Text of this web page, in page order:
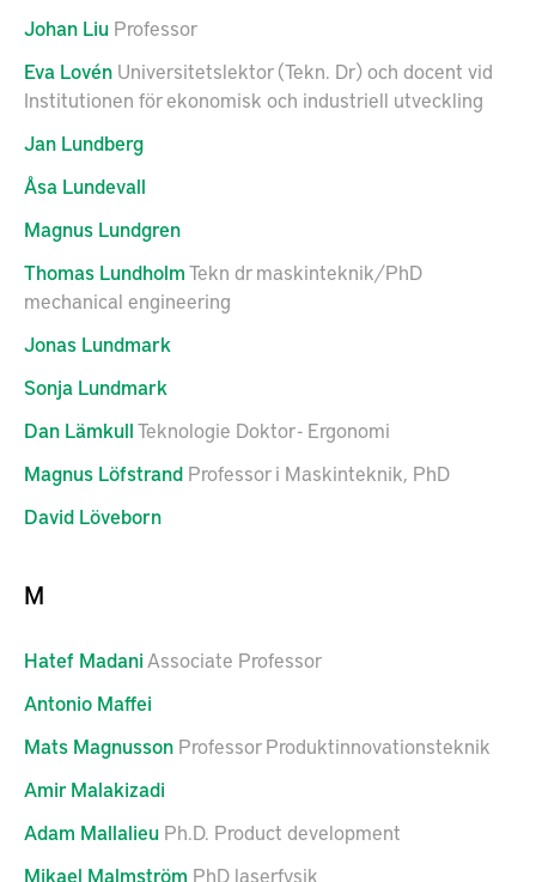
Johan Liu Professor
Eva Lovén Universitetslektor (Tekn. Dr) och docent vid
Institutionen för ekonomisk och industriell utveckling
Jan Lundberg
Åsa Lundevall
Magnus Lundgren
Thomas LundholmTekn dr maskinteknik/PhD
mechanical engineering
Jonas Lundmark
Sonja Lundmark
Dan LämkullTeknologie Doktor - Ergonomi
Magnus Löfstrand Professor i Maskinteknik, PhD
David Löveborn
M
Hatef MadaniAssociate Professor
Antonio Maffei
Mats Magnusson Professor Produktinnovationsteknik
Amir Malakizadi
Adam Mallalieu Ph.D. Product development
Mikael Malmström PhD laserfysik